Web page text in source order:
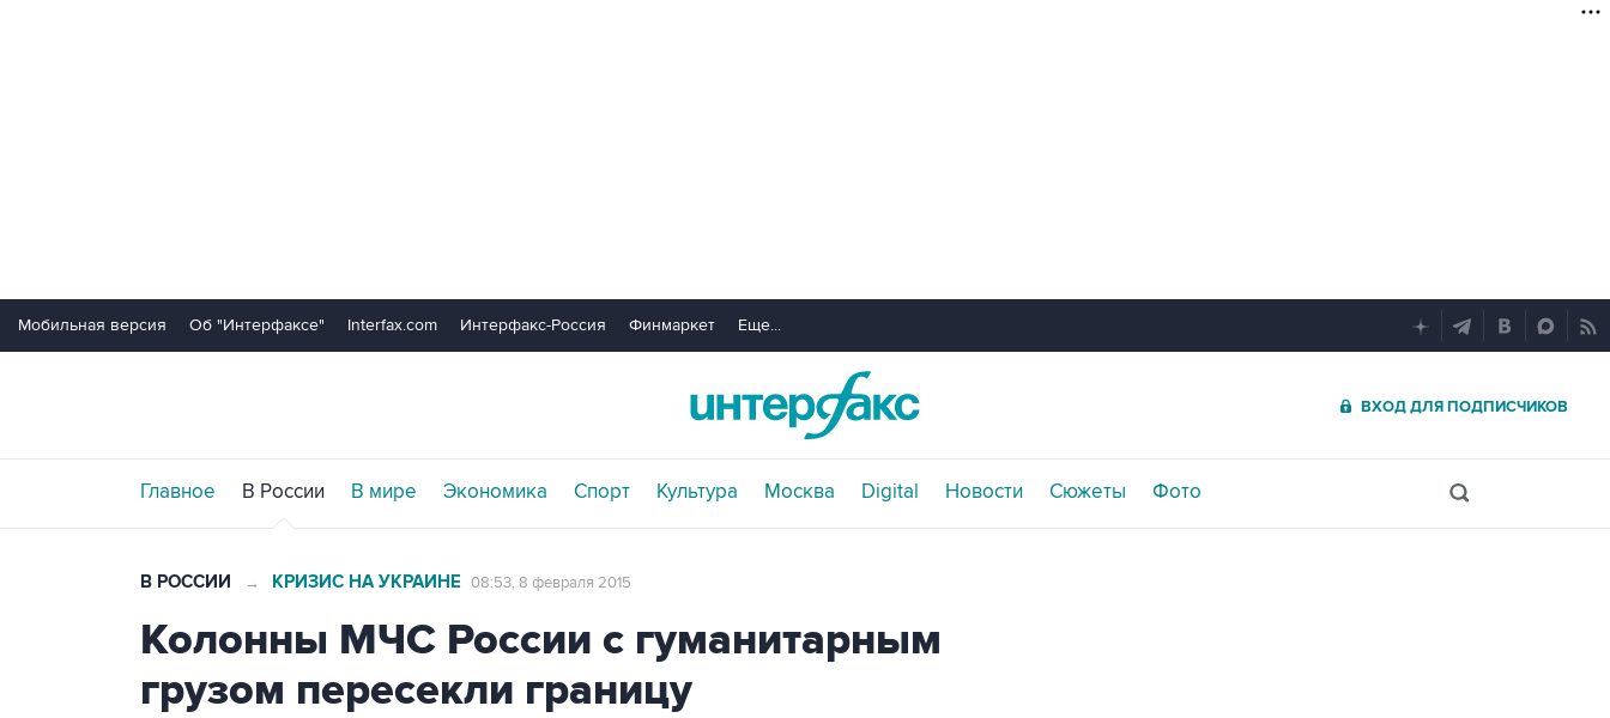
Мобильная версия Об "Интерфаксе" Interfax.com Интерфакс-Россия Финмаркет Еще...
ВХОД ДЛЯ ПОДПИСЧИКОВ
Главное В России В мире Экономика Спорт Культура Москва Digital Новости Сюжеты Фото
В РОССИИ → КРИЗИС НА УКРАИНЕ 08:53, 8 февраля 2015
Колонны МЧС России с гуманитарным
грузом пересекли границу